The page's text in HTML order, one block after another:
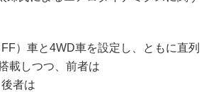
）車と4WD車を設定し、ともに直列
載しつつ、前者は
者は